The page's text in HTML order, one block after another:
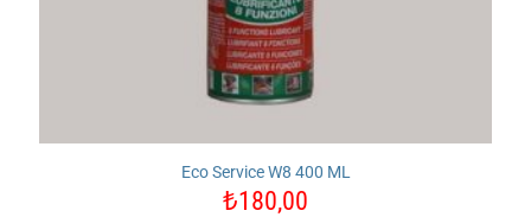
Eco Service W8 400 ML
₺180,00